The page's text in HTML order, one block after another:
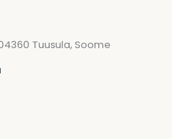
Tuusula, Soome